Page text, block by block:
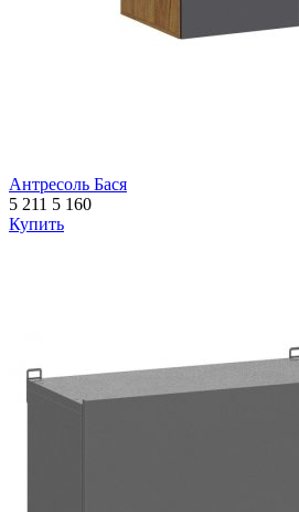
Антресоль Бася
5 211 5 160
Купить